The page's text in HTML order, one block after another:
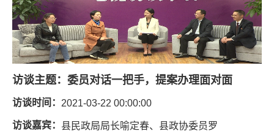
访谈主题： 委员对话一把手，提案办理面对面
访谈时间： 2021-03-22 00:00:00
访谈嘉宾： 县民政局局长喻定春、县政协委员罗